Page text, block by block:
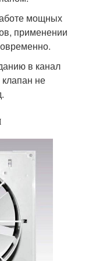
мощных
применении
в канал
не